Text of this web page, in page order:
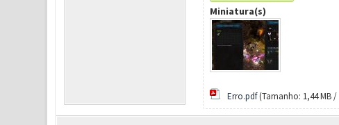
Miniatura(s)
Erro.pdf(Tamanho: 1,44 MB